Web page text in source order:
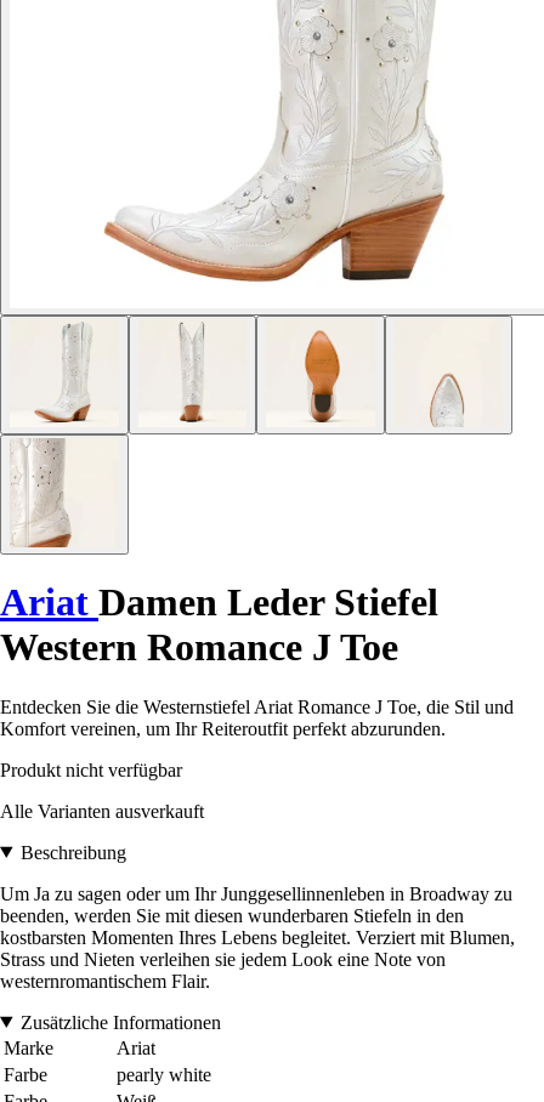
Ariat Damen Leder Stiefel
Western Romance J Toe
Entdecken Sie die Westernstiefel Ariat Romance J Toe, die Stil und
Komfort vereinen, um Ihr Reiteroutfit perfekt abzurunden.
Produkt nicht verfügbar
Alle Varianten ausverkauft
Beschreibung
Um Ja zu sagen oder um Ihr Junggesellinnenleben in Broadway zu
beenden, werden Sie mit diesen wunderbaren Stiefeln in den
kostbarsten Momenten Ihres Lebens begleitet. Verziert mit Blumen,
Strass und Nieten verleihen sie jedem Look eine Note von
westernromantischem Flair.
Zusätzliche Informationen
Marke
Ariat
Farbe
pearly white